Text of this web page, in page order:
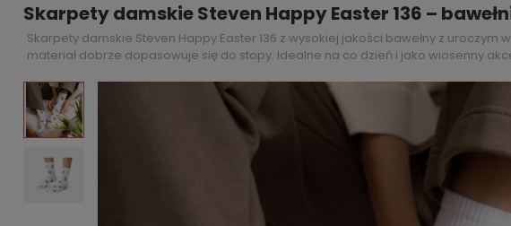
Skarpety damskie Steven Happy Easter 136 –
Skarpety damskie Steven Happy Easter 136 z wysokiej jakości bawełny z
materiał dobrze dopasowuje się do stopy. Idealne na co dzień i jako wiosenny